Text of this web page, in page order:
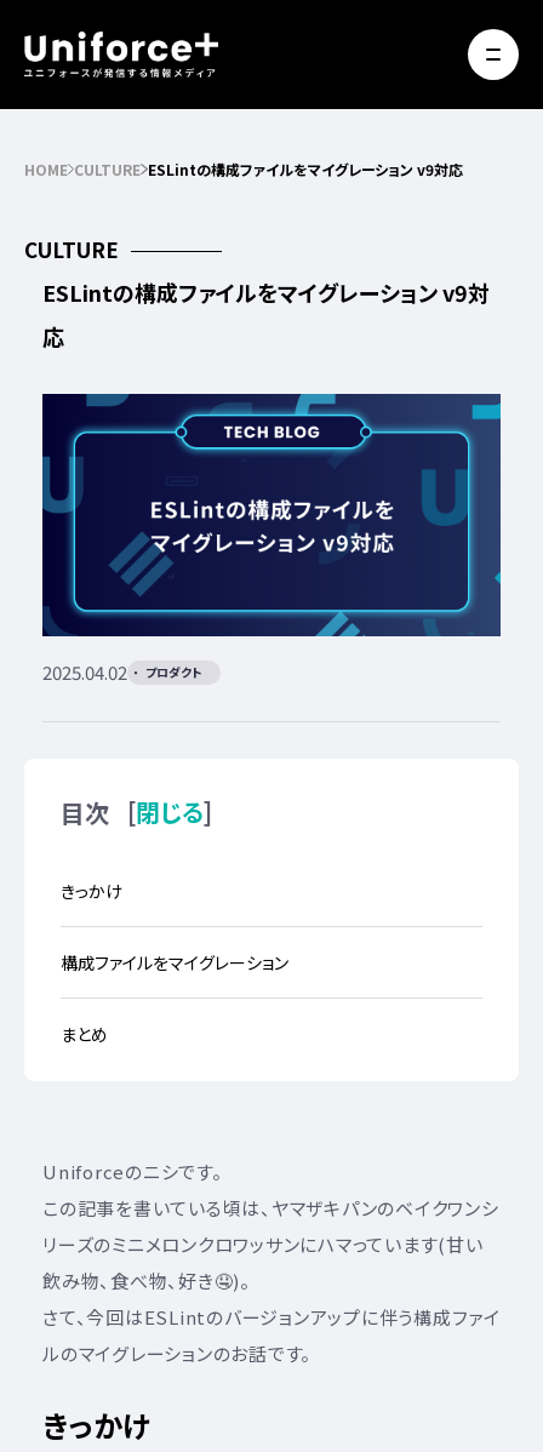
HOME CULTURE ESLintの構成ファイルをマイグレーション v9対応
CULTURE
ESLintの構成ファイルをマイグレーション v9対
応
2025.04.02 プロダクト
目次 [閉じる]
きっかけ
構成ファイルをマイグレーション
まとめ
Uniforceのニシです。
この記事を書いている頃は、ヤマザキパンのベイクワンシ
リーズのミニメロンクロワッサンにハマっています(甘い
飲み物、食べ物、好き🤤)。
さて、今回はESLintのバージョンアップに伴う構成ファイ
ルのマイグレーションのお話です。
きっかけ